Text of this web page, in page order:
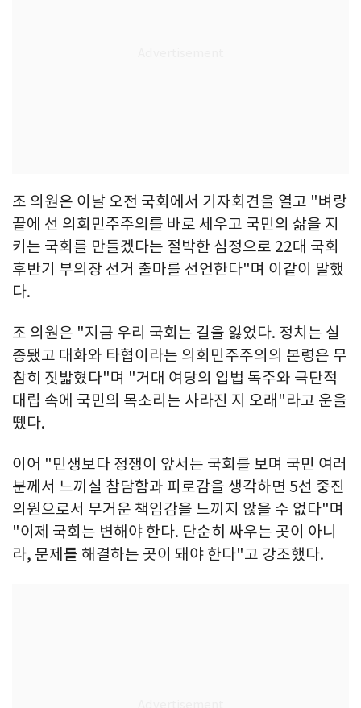
조 의원은 이날 오전 국회에서 기자회견을 열고 "벼랑
끝에 선 의회민주주의를 바로 세우고 국민의 삶을 지
키는 국회를 만들겠다는 절박한 심정으로 22대 국회
후반기 부의장 선거 출마를 선언한다"며 이같이 말했
다.
조 의원은 "지금 우리 국회는 길을 잃었다. 정치는 실
종됐고 대화와 타협이라는 의회민주주의의 본령은 무
참히 짓밟혔다"며 "거대 여당의 입법 독주와 극단적
대립 속에 국민의 목소리는 사라진 지 오래"라고 운을
뗐다.
이어 "민생보다 정쟁이 앞서는 국회를 보며 국민 여러
분께서 느끼실 참담함과 피로감을 생각하면 5선 중진
의원으로서 무거운 책임감을 느끼지 않을 수 없다"며
"이제 국회는 변해야 한다. 단순히 싸우는 곳이 아니
라, 문제를 해결하는 곳이 돼야 한다"고 강조했다.